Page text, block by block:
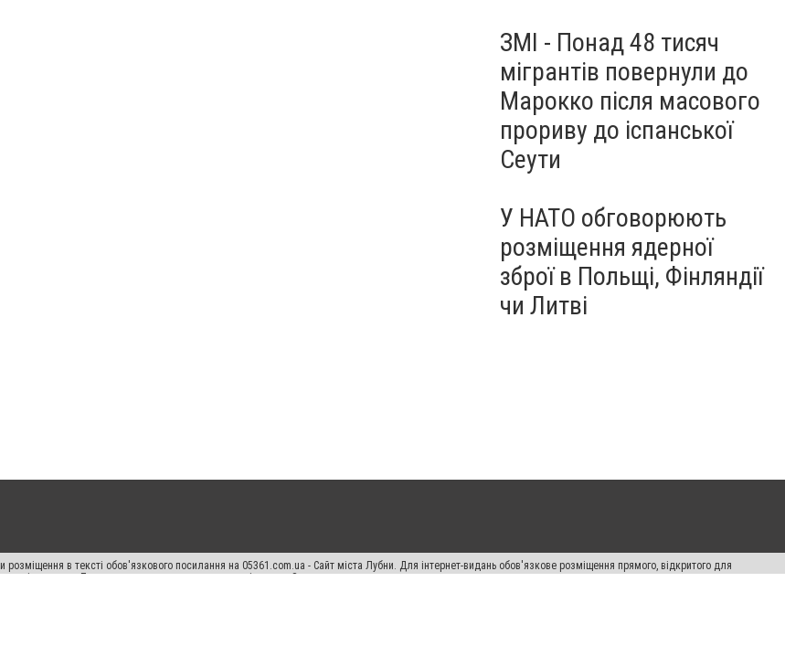
ЗМІ - Понад 48 тисяч
мігрантів повернули до
Марокко після масового
прориву до іспанської
Сеути
У НАТО обговорюють
розміщення ядерної
зброї в Польщі, Фінляндії
чи Литві
в тексті обов'язкового посилання на 05361.com.ua - Сайт міста Лубни. Для інтернет-видань обов'язкове розміщення прямого, відкритого для
джерела. Порушення виняткових прав переслідується Законом.